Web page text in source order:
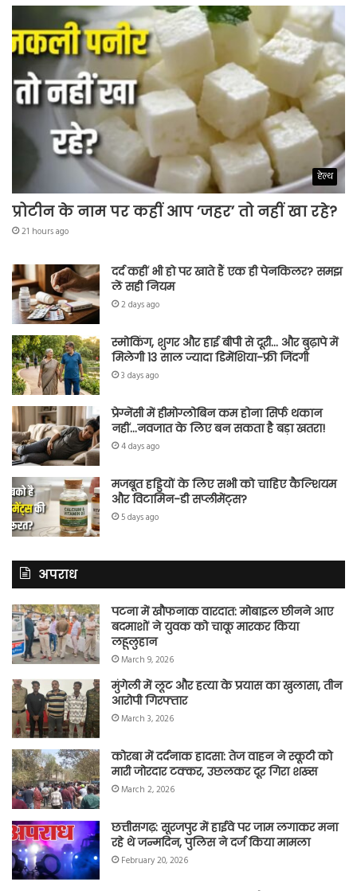
हेल्थ
प्रोटीन के नाम पर कहीं आप ‘जहर’ तो नहीं खा रहे?
21 hours ago
दर्द कहीं भी हो पर खाते हैं एक ही पेनकिलर? समझ
लें सही नियम
2 days ago
स्मोकिंग, शुगर और हाई बीपी से दूरी… और बुढ़ापे में
मिलेगी 13 साल ज्यादा डिमेंशिया-फ्री जिंदगी
3 days ago
प्रेग्नेंसी में हीमोग्लोबिन कम होना सिर्फ थकान
नहीं…नवजात के लिए बन सकता है बड़ा खतरा!
4 days ago
मजबूत हड्डियों के लिए सभी को चाहिए कैल्शियम
और विटामिन-डी सप्लीमेंट्स?
5 days ago
अपराध
पटना में खौफनाक वारदात: मोबाइल छीनने आए
बदमाशों ने युवक को चाकू मारकर किया
लहूलुहान
March 9, 2026
मुंगेली में लूट और हत्या के प्रयास का खुलासा, तीन
आरोपी गिरफ्तार
March 3, 2026
कोरबा में दर्दनाक हादसा: तेज वाहन ने स्कूटी को
मारी जोरदार टक्कर, उछलकर दूर गिरा शख्स
March 2, 2026
छत्तीसगढ़: सूरजपुर में हाईवे पर जाम लगाकर मना
रहे थे जन्मदिन, पुलिस ने दर्ज किया मामला
February 20, 2026